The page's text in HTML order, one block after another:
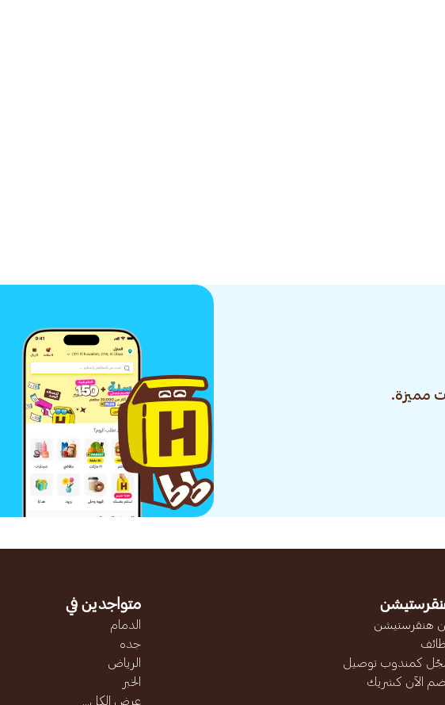
مميزة.
هنقرستيشن
كمندوب توصيل
الآن كشريك
متواجدين في
الدمام
جده
الرياض
الخبر
عرض الكل...